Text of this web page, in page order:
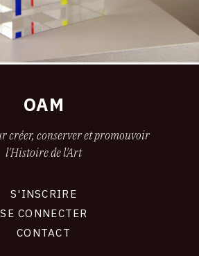
OAM
créer, conserver et promouvoir
l'Histoire de l'Art
S'INSCRIRE
SE CONNECTER
CONTACT